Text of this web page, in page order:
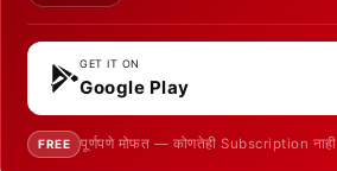
GET IT ON
Google Play
FREE पूर्णपणे मोफत — कोणतेही Subscription नाही